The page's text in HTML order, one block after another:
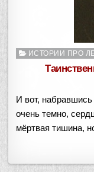
Опубликовано
ИСТОРИИ ПРО
И вот,
очень темно,
мёртвая тишина,